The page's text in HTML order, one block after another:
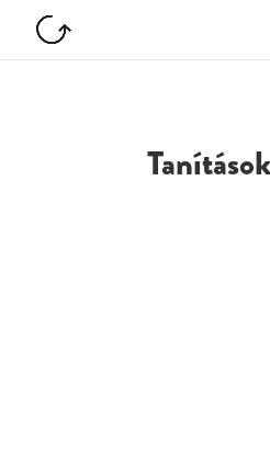
Tanítások